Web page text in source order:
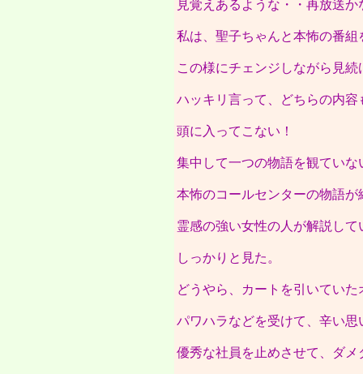
見覚えあるような・・再放送か
私は、聖子ちゃんと本怖の番組
この様にチェンジしながら見続
ハッキリ言って、どちらの内容
頭に入ってこない！
集中して一つの物語を観ていな
本怖のコールセンターの物語が
霊感の強い女性の人が解説して
しっかりと見た。
どうやら、カートを引いていた
パワハラなどを受けて、辛い思
優秀な社員を止めさせて、ダメ